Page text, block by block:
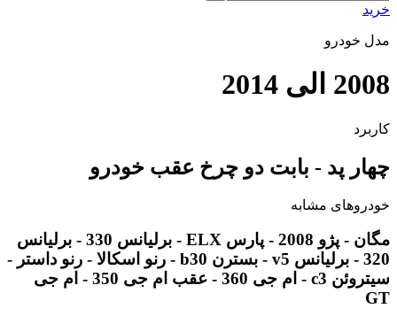
خرید
مدل خودرو
2008 الی 2014
کاربرد
چهار پد - بابت دو چرخ عقب خودرو
خودروهای مشابه
مگان - پژو 2008 - پارس ELX - برلیانس 330 - برلیانس
320 - برلیانس v5 - بسترن b30 - رنو اسکالا - رنو داستر -
سیتروئن c3 - ام جی 360 - عقب ام جی 350 - ام جی
GT